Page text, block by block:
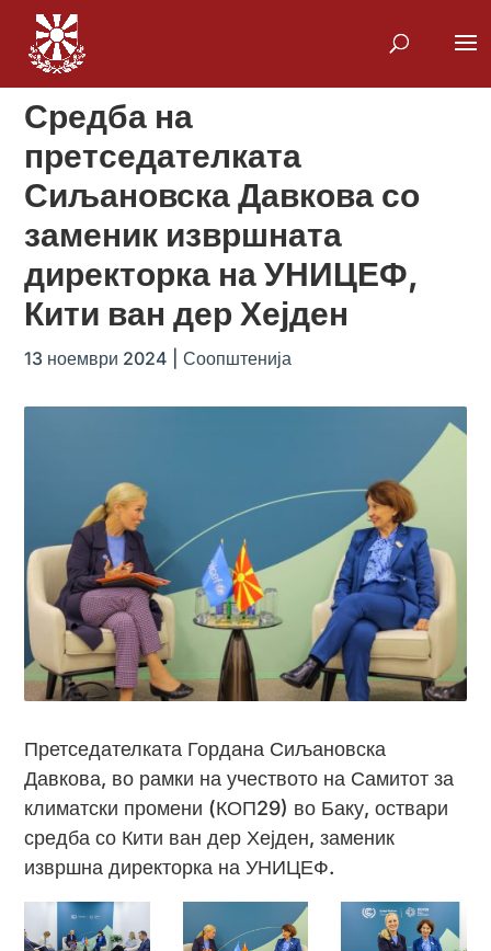
Средба на
претседателката
Сиљановска Давкова со
заменик извршната
директорка на УНИЦЕФ,
Кити ван дер Хејден
13 ноември 2024 |Соопштенија
Претседателката Гордана Сиљановска
Давкова, во рамки на учеството на Самитот за
климатски промени (КОП29) во Баку, оствари
средба со Кити ван дер Хејден, заменик
извршна директорка на УНИЦЕФ.